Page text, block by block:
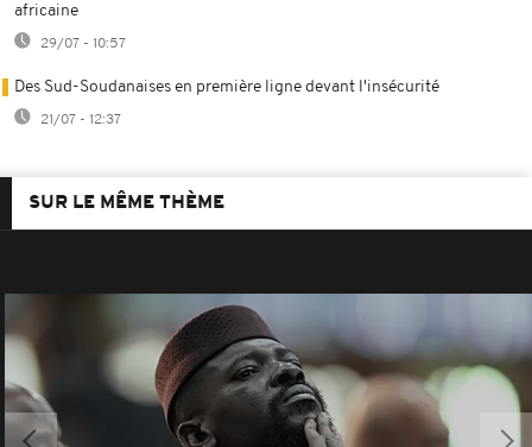
africaine
29/07 - 10:57
Des Sud-Soudanaises en première ligne devant l'insécurité
21/07 - 12:37
SUR LE MÊME THÈME